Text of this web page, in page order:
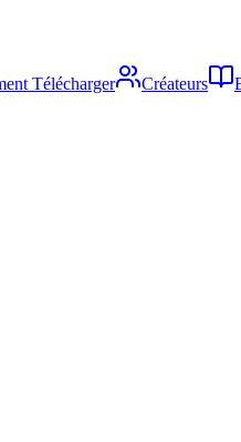
Télécharger Créateurs